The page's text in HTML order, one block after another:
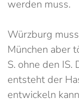
werden muss.
Würzburg
München aber
S. ohne den IS.
entsteht der
entwickeln